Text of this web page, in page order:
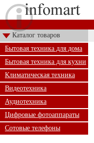
Каталог товаров
Бытовая техника для дома
Бытовая техника для кухни
Климатическая техника
Видеотехника
Аудиотехника
Цифровые фотоаппараты
Сотовые телефоны